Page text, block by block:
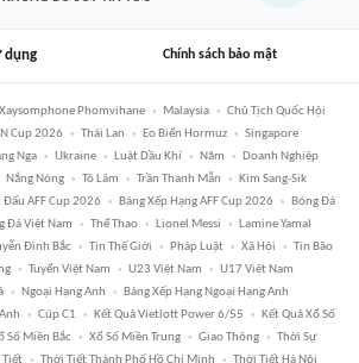
dụng Chính sách bảo mật
Xaysomphone Phomvihane Malaysia
Chủ Tịch Quốc Hội
Cup 2026 Thái Lan Eo Biển Hormuz
Singapore
Nga Ukraine Luật Dầu Khí Năm
Doanh Nghiệp
Nắng Nóng Tô Lâm Trần Thanh Mẫn
Kim Sang-Sik
Đấu AFF Cup 2026 Bảng Xếp Hạng AFF Cup 2026
Bóng Đá
Đá Việt Nam Thể Thao Lionel Messi
Lamine Yamal
Đình Bắc Tin Thế Giới Pháp Luật Xã Hội
Tin Bão
Tuyển Việt Nam U23 Việt Nam
U17 Việt Nam
Ngoại Hạng Anh
Bảng Xếp Hạng Ngoại Hạng Anh
Cúp C1 Kết Quả Vietlott Power 6/55
Kết Quả Xổ Số
Số Miền Bắc Xổ Số Miền Trung Giao Thông
Thời Sự
Tiết Thời Tiết Thành Phố Hồ Chí Minh Thời Tiết Hà Nội